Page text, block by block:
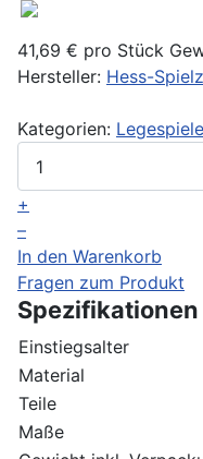
41,69 € pro Stück
Hersteller: Hess-
Kategorien: Legespiele
+
–
In den Warenkorb
Fragen zum Produkt
Spezifikationen
Einstiegsalter
Material
Teile
Maße